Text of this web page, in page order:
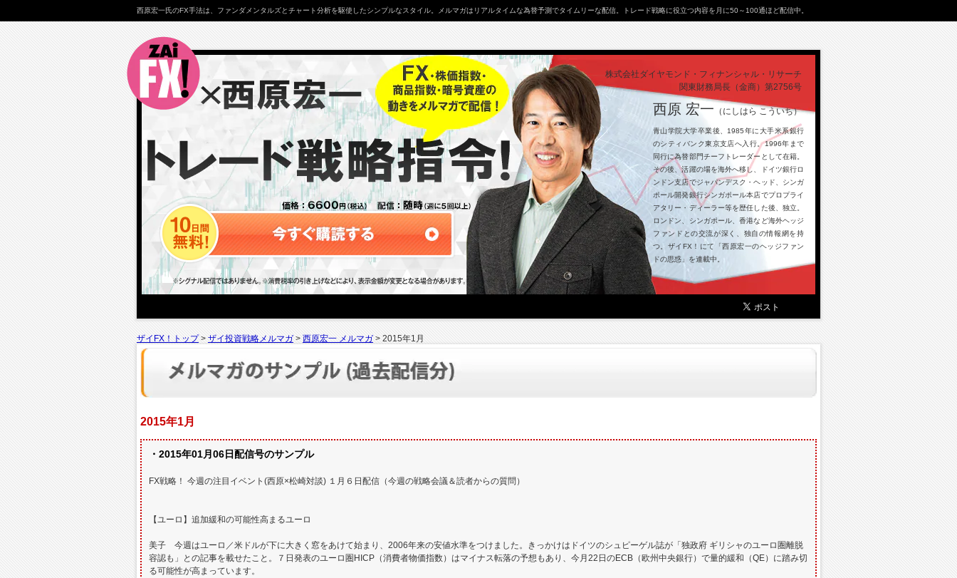
西原宏一氏のFX手法は、ファンダメンタルズとチャート分析を駆使したシンプルなスタイル。メルマガはリアルタイムな為替予測でタイムリーな配信。トレード戦略に役立つ内容を月に50～100通ほど配信中。
株式会社ダイヤモンド・フィナンシャル・リサーチ
関東財務局長（金商）第2756号
西原 宏一 （にしはら こういち）
青山学院大学卒業後、1985年に大手米系銀行
のシティバンク東京支店へ入行。1996年まで
同行に為替部門チーフトレーダーとして在籍。
その後、活躍の場を海外へ移し、ドイツ銀行ロ
ンドン支店でジャパンデスク・ヘッド、シンガ
ポール開発銀行シンガポール本店でプロプライ
アタリー・ディーラー等を歴任した後、独立。
ロンドン、シンガポール、香港など海外ヘッジ
ファンドとの交流が深く、独自の情報網を持
つ。ザイFX！にて「西原宏一のヘッジファン
ドの思惑」を連載中。
ザイFX！トップ> ザイ投資戦略メルマガ > 西原宏一 メルマガ > 2015年1月
2015年1月
・2015年01月06日配信号のサンプル
FX戦略！ 今週の注目イベント(西原×松崎対談) １月６日配信（今週の戦略会議＆読者からの質問）
【ユーロ】追加緩和の可能性高まるユーロ
美子 今週はユーロ／米ドルが下に大きく窓をあけて始まり、2006年来の安値水準をつけました。きっかけはドイツのシュピーゲル誌が「独政府 ギリシャのユーロ圏離脱
容認も」との記事を載せたこと。７日発表のユーロ圏HICP（消費者物価指数）はマイナス転落の予想もあり、今月22日のECB（欧州中央銀行）で量的緩和（QE）に踏み切
る可能性が高まっています。